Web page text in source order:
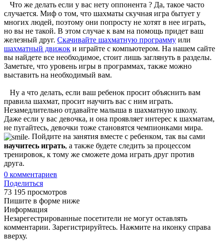
Что же делать если у вас нету оппонента ? Да, такое часто
случается. Миф о том, что шахматы скучная игра бытует у
многих людей, поэтому они попросту не хотят в нее играть,
но вы не такой. В этом случае к вам на помощь придет ваш
железный друг. Скачивайте шахматную программу или
шахматный движок и играйте с компьютером. На нашем сайте
вы найдете все необходимое, стоит лишь заглянуть в разделы.
Заметьте, что уровень игры в программах, также можно
выставить на необходимый вам.
Ну а что делать, если ваш ребенок просит объяснить вам
правила шахмат, просит научить вас с ним играть.
Незамедлительно отдавайте малыша в шахматную школу.
Даже если у вас девочка, и она проявляет интерес к шахматам,
не пугайтесь, девочки тоже становятся чемпионками мира.
. Пойдите на занятия вместе с ребенком, так вы сами
научитесь играть, а также будете следить за процессом
тренировок, к тому же сможете дома играть друг против
друга.
0 комментариев
Поделиться
73 195 просмотров
Пишите в форме ниже
Информация
Незарегестрированные посетители не могут оставлять
комментарии. Зарегистрируйтесь. Нажмите на иконку справа
вверху.